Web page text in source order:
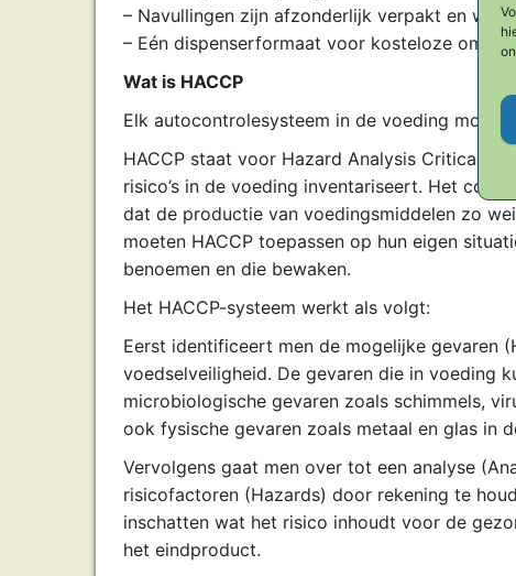
– Navullingen zijn afzonderlijk verpakt en
– Eén dispenserformaat voor kosteloze
Wat is HACCP
Elk autocontrolesysteem in de voeding moet
HACCP staat voor Hazard Analysis Critical
risico’s in de voeding inventariseert. Het
dat de productie van voedingsmiddelen zo
moeten HACCP toepassen op hun eigen
benoemen en die bewaken.
Het HACCP-systeem werkt als volgt:
Eerst identificeert men de mogelijke gevaren
voedselveiligheid. De gevaren die in voeding
microbiologische gevaren zoals schimmels,
ook fysische gevaren zoals metaal en glas in
Vervolgens gaat men over tot een analyse
risicofactoren (Hazards) door rekening te
inschatten wat het risico inhoudt voor de
het eindproduct.